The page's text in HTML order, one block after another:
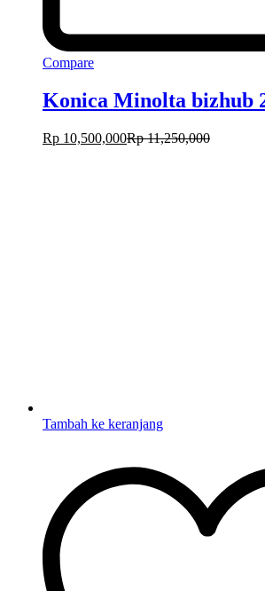
Compare
Konica Minolta bizhub
Rp 10,500,000Rp11,250,000
Tambah ke keranjang